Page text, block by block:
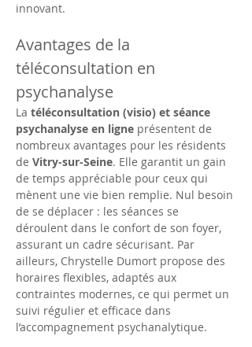
innovant.
Avantages de la
téléconsultation en
psychanalyse
La téléconsultation (visio) et séance
psychanalyse en ligne présentent de
nombreux avantages pour les résidents
de Vitry-sur-Seine. Elle garantit un gain
de temps appréciable pour ceux qui
mènent une vie bien remplie. Nul besoin
de se déplacer : les séances se
déroulent dans le confort de son foyer,
assurant un cadre sécurisant. Par
ailleurs, Chrystelle Dumort propose des
horaires flexibles, adaptés aux
contraintes modernes, ce qui permet un
suivi régulier et efficace dans
l’accompagnement psychanalytique.